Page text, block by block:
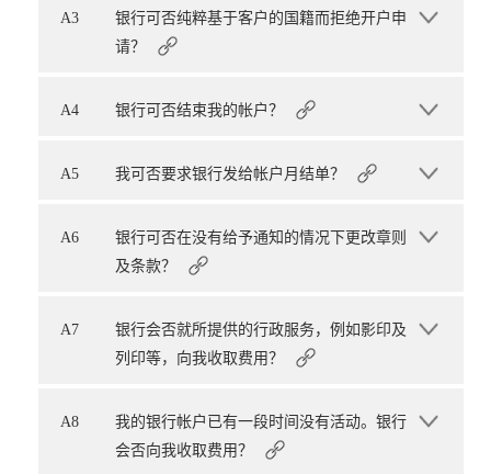
A3
银行可否纯粹基于客户的国籍而拒绝开户申
请？
A4 银行可否结束我的帐户？
A5 我可否要求银行发给帐户月结单？
A6
银行可否在没有给予通知的情况下更改章则
及条款？
A7
银行会否就所提供的行政服务，例如影印及
列印等，向我收取费用？
A8
我的银行帐户已有一段时间没有活动。银行
会否向我收取费用？